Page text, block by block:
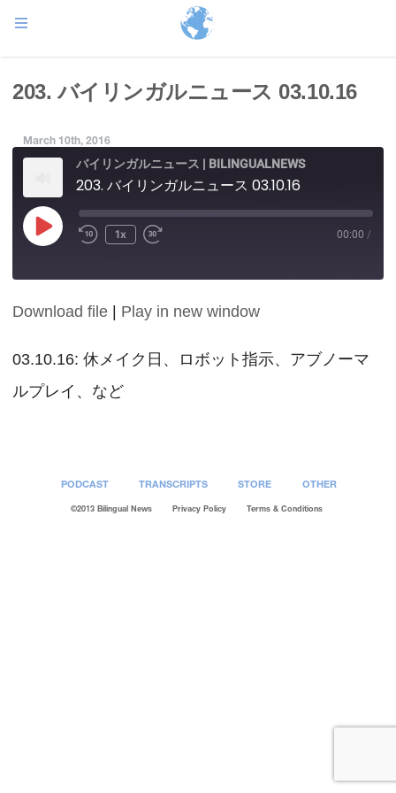
203. バイリンガルニュース 03.10.16
March 10th, 2016
バイリンガルニュース | BILINGUALNEWS
203. バイリンガルニュース 03.10.16
Play
Episode
1x 00:00 /
SHARE
LINK
EMBED
Download file Play in new window
03.10.16: 休メイク日、ロボット指示、アブノーマ
ルプレイ、など
PODCAST TRANSCRIPTS STORE OTHER
©2013 Bilingual News Privacy Policy Terms & Conditions